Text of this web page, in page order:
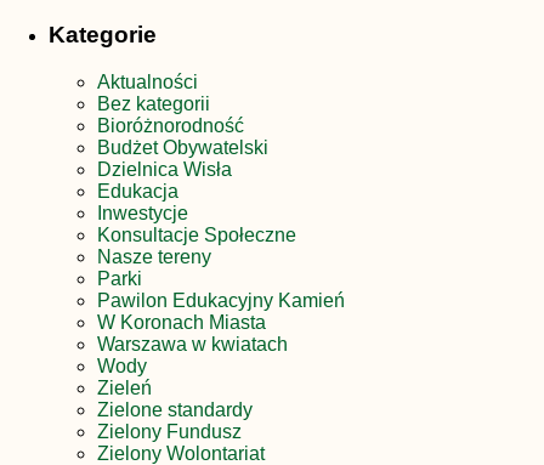
Kategorie
Aktualności
Bez kategorii
Bioróżnorodność
Budżet Obywatelski
Dzielnica Wisła
Edukacja
Inwestycje
Konsultacje Społeczne
Nasze tereny
Parki
Pawilon Edukacyjny Kamień
W Koronach Miasta
Warszawa w kwiatach
Wody
Zieleń
Zielone standardy
Zielony Fundusz
Zielony Wolontariat